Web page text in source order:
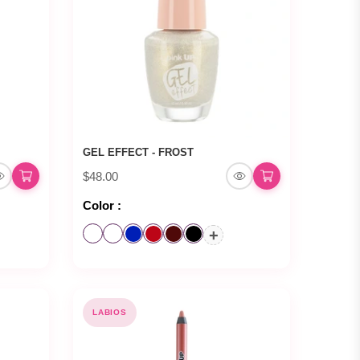
GEL EFFECT - FROST
$48.00
Color :
+
LABIOS